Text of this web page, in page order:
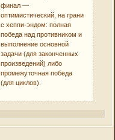
финал —
оптимистический, на грани
с хеппи-эндом: полная
победа над противником и
выполнение основной
задачи (для законченных
произведений) либо
промежуточная победа
(для циклов).